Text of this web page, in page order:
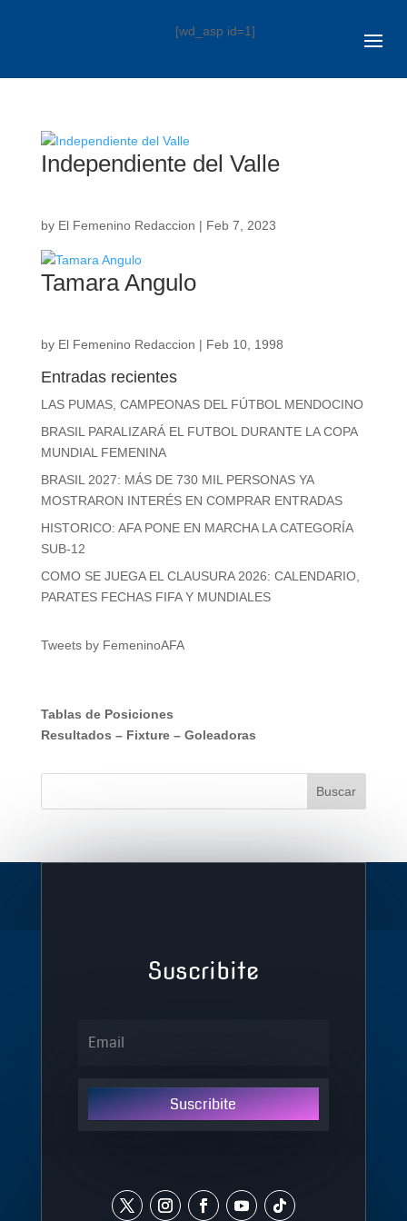
[wd_asp id=1]
Independiente del Valle
by El Femenino Redaccion | Feb 7, 2023
Tamara Angulo
by El Femenino Redaccion | Feb 10, 1998
Entradas recientes
LAS PUMAS, CAMPEONAS DEL FÚTBOL MENDOCINO
BRASIL PARALIZARÁ EL FUTBOL DURANTE LA COPA
MUNDIAL FEMENINA
BRASIL 2027: MÁS DE 730 MIL PERSONAS YA
MOSTRARON INTERÉS EN COMPRAR ENTRADAS
HISTORICO: AFA PONE EN MARCHA LA CATEGORÍA
SUB-12
COMO SE JUEGA EL CLAUSURA 2026: CALENDARIO,
PARATES FECHAS FIFA Y MUNDIALES
Tweets by FemeninoAFA
Tablas de Posiciones
Resultados – Fixture– Goleadoras
Suscribite
Suscribite